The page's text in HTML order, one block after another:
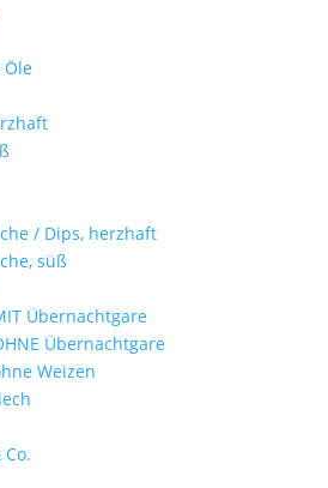
/ Dips, herzhaft
süß
Übernachtgare
Übernachtgare
Weizen